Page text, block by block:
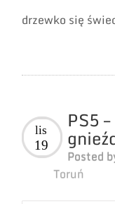
drzewko się
PS5
lis
19
Posted
Toruń